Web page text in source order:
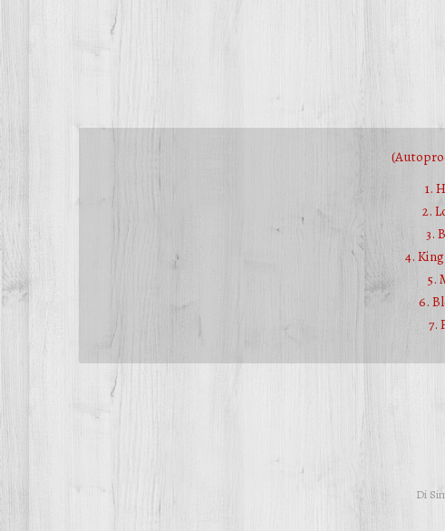
1.
2.
3.
4.
5.
6.
7.
Di